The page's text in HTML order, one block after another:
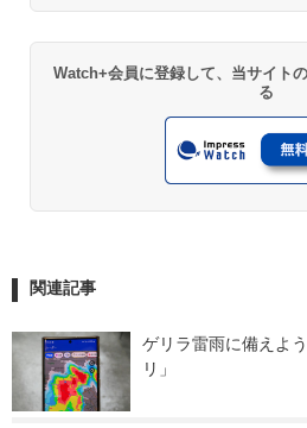
Watch+会員に登録して、当サイト
る
関連記事
ゲリラ雷雨に備えよ
リ」